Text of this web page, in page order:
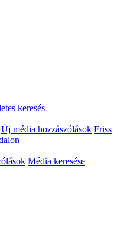
keresés
Új média hozzászólások Friss
Média keresése